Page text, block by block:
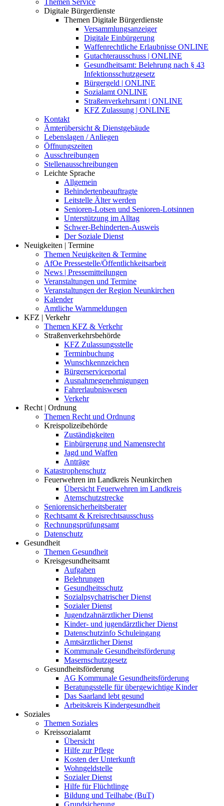
Digitale Bürgerdienste
Themen Digitale Bürgerdienste
Versammlungsanzeiger
Digitale Einbürgerung
Waffenrechtliche Erlaubnisse ONLINE
Gutachterausschuss | ONLINE
Gesundheitsamt: Belehrung nach § 43
Infektionsschutzgesetz
Bürgergeld | ONLINE
Sozialamt ONLINE
Straßenverkehrsamt | ONLINE
KFZ Zulassung | ONLINE
Kontakt
Ämterübersicht & Dienstgebäude
Lebenslagen / Anliegen
Öffnungszeiten
Ausschreibungen
Stellenausschreibungen
Leichte Sprache
Allgemein
Behindertenbeauftragte
Leitstelle Älter werden
Senioren-Lotsen und Senioren-Lotsinnen
Unterstützung im Alltag
Schwer-Behinderten-Ausweis
Der Soziale Dienst
Neuigkeiten | Termine
Themen Neuigkeiten & Termine
AfOe Pressestelle/Öffentlichkeitsarbeit
News | Pressemitteilungen
Veranstaltungen und Termine
Veranstaltungen der Region Neunkirchen
Kalender
Amtliche Warnmeldungen
KFZ | Verkehr
Themen KFZ & Verkehr
Straßenverkehrsbehörde
KFZ Zulassungsstelle
Terminbuchung
Wunschkennzeichen
Bürgerserviceportal
Ausnahmegenehmigungen
Fahrerlaubniswesen
Verkehr
Recht | Ordnung
Themen Recht und Ordnung
Kreispolizeibehörde
Zuständigkeiten
Einbürgerung und Namensrecht
Jagd und Waffen
Anträge
Katastrophenschutz
Feuerwehren im Landkreis Neunkirchen
Übersicht Feuerwehren im Landkreis
Atemschutzstrecke
Seniorensicherheitsberater
Rechtsamt & Kreisrechtsausschuss
Rechnungsprüfungsamt
Datenschutz
Gesundheit
Themen Gesundheit
Kreisgesundheitsamt
Aufgaben
Belehrungen
Gesundheitsschutz
Sozialpsychatrischer Dienst
Sozialer Dienst
Jugendzahnärztlicher Dienst
Kinder- und jugendärztlicher Dienst
Datenschutzinfo Schuleingang
Amtsärztlicher Dienst
Kommunale Gesundheitsförderung
Masernschutzgesetz
Gesundheitsförderung
AG Kommunale Gesundheitsförderung
Beratungsstelle für übergewichtige Kinder
Das Saarland lebt gesund
Arbeitskreis Kindergesundheit
Soziales
Themen Soziales
Kreissozialamt
Übersicht
Hilfe zur Pflege
Kosten der Unterkunft
Wohngeldstelle
Sozialer Dienst
Hilfe für Flüchtlinge
Bildung und Teilhabe (BuT)
Grundsicherung